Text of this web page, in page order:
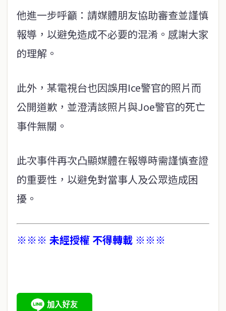
他進一步呼籲：請媒體朋友協助審查並謹慎
報導，以避免造成不必要的混淆。感謝大家
的理解。
此外，某電視台也因誤用Ice警官的照片而
公開道歉，並澄清該照片與Joe警官的死亡
事件無關。
此次事件再次凸顯媒體在報導時需謹慎查證
的重要性，以避免對當事人及公眾造成困
擾。
※※※ 未經授權 不得轉載 ※※※